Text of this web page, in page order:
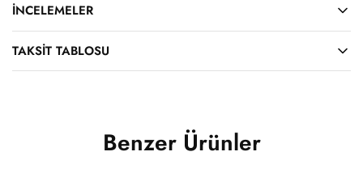
İNCELEMELER
TAKSIT TABLOSU
Benzer Ürünler